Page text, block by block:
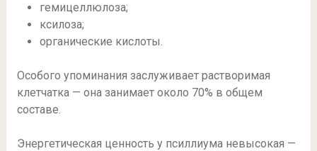
гемицеллюлоза;
ксилоза;
органические кислоты.
Особого упоминания заслуживает растворимая
клетчатка — она занимает около 70% в общем
составе.
Энергетическая ценность у псиллиума невысокая —